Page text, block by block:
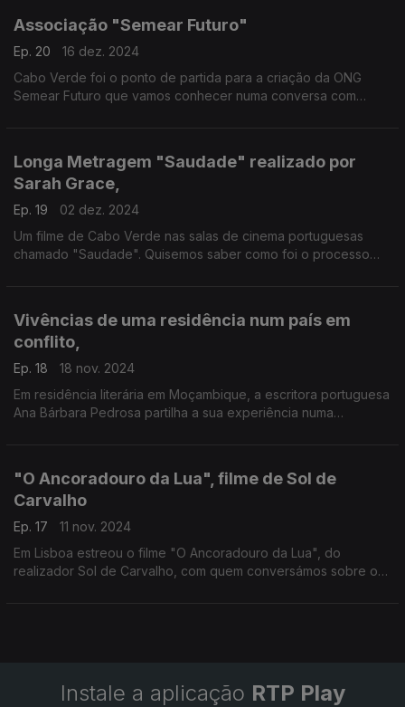
Associação "Semear Futuro"
Ep. 20
16 dez. 2024
Cabo Verde foi o ponto de partida para a criação da ONG
Semear Futuro que vamos conhecer numa conversa com
Longa Metragem "Saudade" realizado por
Sarah Grace,
Ep. 19
02 dez. 2024
Um filme de Cabo Verde nas salas de cinema portuguesas
chamado "Saudade". Quisemos saber como foi o processo
Vivências de uma residência num país em
conflito,
Ep. 18
18 nov. 2024
Em residência literária em Moçambique, a escritora portuguesa
Ana Bárbara Pedrosa partilha a sua experiência numa
"O Ancoradouro da Lua", filme de Sol de
Carvalho
Ep. 17
11 nov. 2024
Em Lisboa estreou o filme "O Ancoradouro da Lua", do
realizador Sol de Carvalho, com quem conversámos sobre o
Instale a aplicação RTP Play